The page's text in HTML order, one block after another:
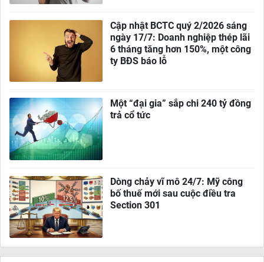
Cập nhật BCTC quý 2/2026 sáng
ngày 17/7: Doanh nghiệp thép lãi
6 tháng tăng hơn 150%, một công
ty BĐS báo lỗ
Một “đại gia” sắp chi 240 tỷ đồng
trả cổ tức
Dòng chảy vĩ mô 24/7: Mỹ công
bố thuế mới sau cuộc điều tra
Section 301